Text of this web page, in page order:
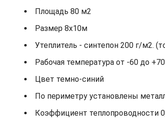
Площадь 80 м2
Размер 8х10м
Утеплитель - синтепон 200 г/м2.
Рабочая температура от -60 до
Цвет темно-синий
По периметру установлены
Коэффициент теплопроводности